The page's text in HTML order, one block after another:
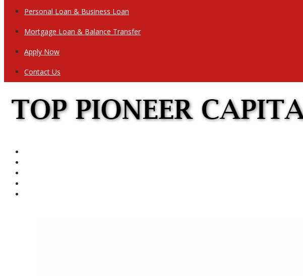
Personal Loan & Business Loan
Mortgage Loan & Balance Transfer
Apply Now
Contact Us